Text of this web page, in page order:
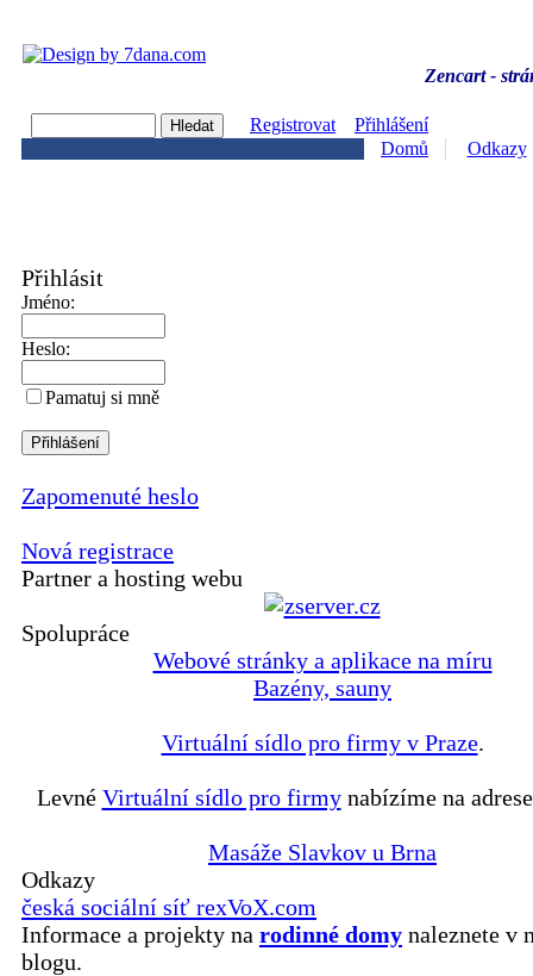
Zencart -
Registrovat
Přihlášení
Domů
Odkazy
Přihlásit
Jméno:
Heslo:
Pamatuj si mně
Zapomenuté heslo
Nová registrace
Partner a hosting webu
Spolupráce
Webové stránky a aplikace na míru
Bazény, sauny
Virtuální sídlo pro firmy v Praze.
Levné Virtuální sídlo pro firmynabízíme na
Masáže Slavkov u Brna
Odkazy
česká sociální síť rexVoX.com
Informace a projekty na rodinné domy naleznete v
blogu.